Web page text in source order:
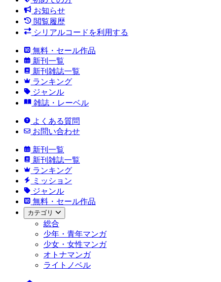
お知らせ
閲覧履歴
シリアルコードを利用する
無料・セール作品
新刊一覧
新刊雑誌一覧
ランキング
ジャンル
雑誌・レーベル
よくある質問
お問い合わせ
新刊一覧
新刊雑誌一覧
ランキング
ミッション
ジャンル
無料・セール作品
カテゴリ
総合
少年・青年マンガ
少女・女性マンガ
オトナマンガ
ライトノベル